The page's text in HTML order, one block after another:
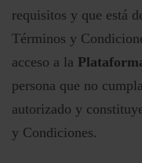
requisitos y que está
Términos y
acceso a la
persona que no
autorizado y
y Condiciones.